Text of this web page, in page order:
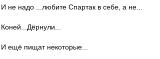
И не надо ...любите Спартак в себе, а не...
Коней...Дёрнули...
И ещё пищат некоторые...